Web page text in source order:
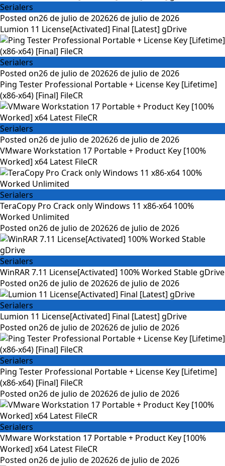
Serialers
Posted on26 de julio de 202626 de julio de 2026
Lumion 11 License[Activated] Final [Latest] gDrive
Serialers
Posted on26 de julio de 202626 de julio de 2026
Ping Tester Professional Portable + License Key [Lifetime]
(x86-x64) [Final] FileCR
Serialers
Posted on26 de julio de 202626 de julio de 2026
VMware Workstation 17 Portable + Product Key [100%
Worked] x64 Latest FileCR
Serialers
TeraCopy Pro Crack only Windows 11 x86-x64 100%
Worked Unlimited
Posted on26 de julio de 202626 de julio de 2026
Serialers
WinRAR 7.11 License[Activated] 100% Worked Stable gDrive
Posted on26 de julio de 202626 de julio de 2026
Serialers
Lumion 11 License[Activated] Final [Latest] gDrive
Posted on26 de julio de 202626 de julio de 2026
Serialers
Ping Tester Professional Portable + License Key [Lifetime]
(x86-x64) [Final] FileCR
Posted on26 de julio de 202626 de julio de 2026
Serialers
VMware Workstation 17 Portable + Product Key [100%
Worked] x64 Latest FileCR
Posted on26 de julio de 202626 de julio de 2026